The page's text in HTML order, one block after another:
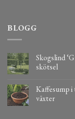
BLOGG
Skogslind
skötsel
Kaffesump
växter